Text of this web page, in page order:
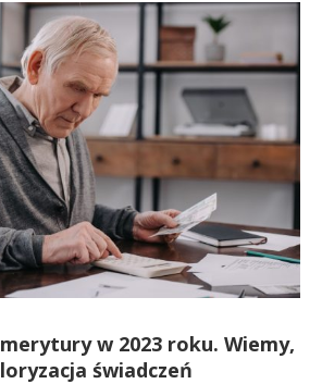
w 2023 roku. Wiemy,
świadczeń